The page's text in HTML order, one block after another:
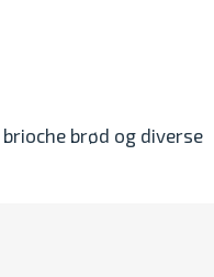
brød og diverse